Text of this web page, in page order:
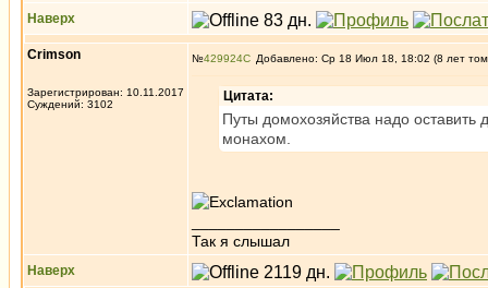
Наверх
Crimson
Зарегистрирован: 10.11.2017
Суждений: 3102
№429924 Добавлено: Ср 18 Июл 18, 18:02 (8 лет
Цитата:
Путы домохозяйства надо
монахом.
Так я слышал
Наверх